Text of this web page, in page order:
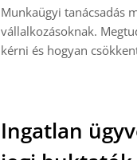
Munkaügyi tanácsadás
vállalkozásoknak.
kérni és hogyan
Ingatlan